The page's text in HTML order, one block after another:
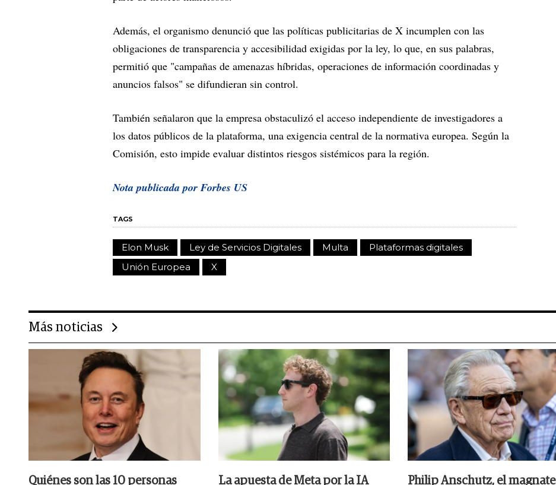
Además, el organismo denunció que las políticas publicitarias de X incumplen con las
obligaciones de transparencia y accesibilidad exigidas por la ley, lo que, en sus palabras,
permitió que "campañas de amenazas híbridas, operaciones de información coordinadas y
anuncios falsos" se difundieran sin control.
También señalaron que la empresa obstaculizó el acceso independiente de investigadores a
los datos públicos de la plataforma, una exigencia central de la normativa europea. Según la
Comisión, esto impide evaluar distintos riesgos sistémicos para la región.
Nota publicada por Forbes US
TAGS
Elon Musk Ley de Servicios Digitales Multa
Plataformas digitales
Unión Europea
X
Más noticias
Quiénes son las 10 personas La apuesta de Meta por la IA Philip Anschutz, el magnate